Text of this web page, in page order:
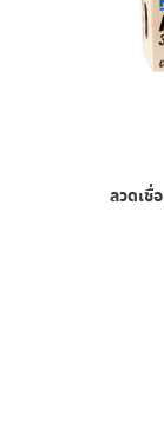
ลวดเชื่